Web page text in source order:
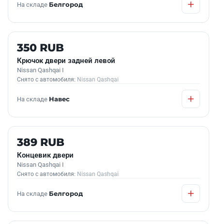
На складе Белгород
Б/У В НАЛИЧИИ
350 RUB
Крючок двери задней левой
Nissan Qashqai I
Снято с автомобиля: Nissan Qashqai
На складе Навес
Б/У В НАЛИЧИИ
389 RUB
Концевик двери
Nissan Qashqai I
Снято с автомобиля: Nissan Qashqai
На складе Белгород